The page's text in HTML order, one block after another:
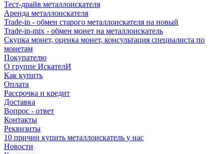
Тест-драйв металлоискателя
Аренда металлоискателя
Trade-in - обмен старого металлоискателя на новый
Trade-in-mix - обмен монет на металлоискатель
Скупка монет, оценка монет, консультация специалиста по
монетам
Покупателю
О группе ИскателИ
Как купить
Оплата
Рассрочка и кредит
Доставка
Вопрос - ответ
Контакты
Реквизиты
10 причин купить металлоискатель у нас
Новости